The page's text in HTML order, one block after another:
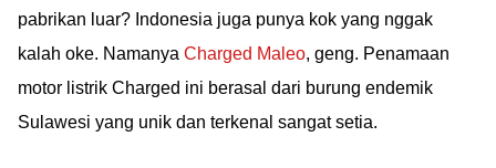
pabrikan luar? Indonesia juga punya kok yang nggak
kalah oke. Namanya Charged Maleo, geng. Penamaan
motor listrik Charged ini berasal dari burung endemik
Sulawesi yang unik dan terkenal sangat setia.